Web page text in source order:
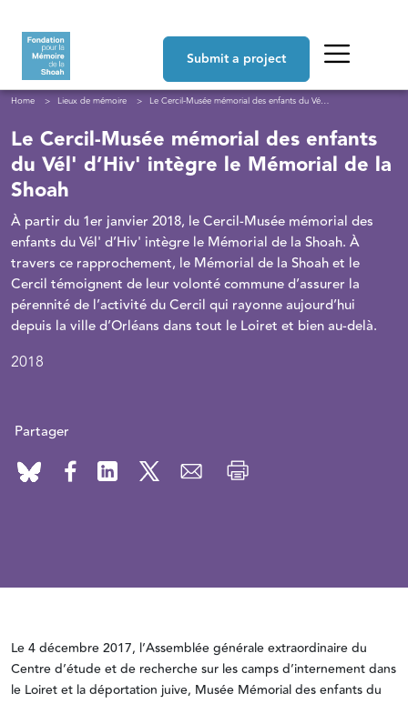
Submit a project
Breadcrumb
Home Lieux de mémoire Le Cercil-Musée mémorial des enfants du Vél' d’Hiv' intègre le Mémorial de la Shoah
Le Cercil-Musée mémorial des enfants
du Vél' d’Hiv' intègre le Mémorial de la
Shoah
À partir du 1er janvier 2018, le Cercil-Musée mémorial des
enfants du Vél' d’Hiv' intègre le Mémorial de la Shoah. À
travers ce rapprochement, le Mémorial de la Shoah et le
Cercil témoignent de leur volonté commune d’assurer la
pérennité de l’activité du Cercil qui rayonne aujourd’hui
depuis la ville d’Orléans dans tout le Loiret et bien au-delà.
2018
Partager
Le 4 décembre 2017, l’Assemblée générale extraordinaire du
Centre d’étude et de recherche sur les camps d’internement dans
le Loiret et la déportation juive, Musée Mémorial des enfants du